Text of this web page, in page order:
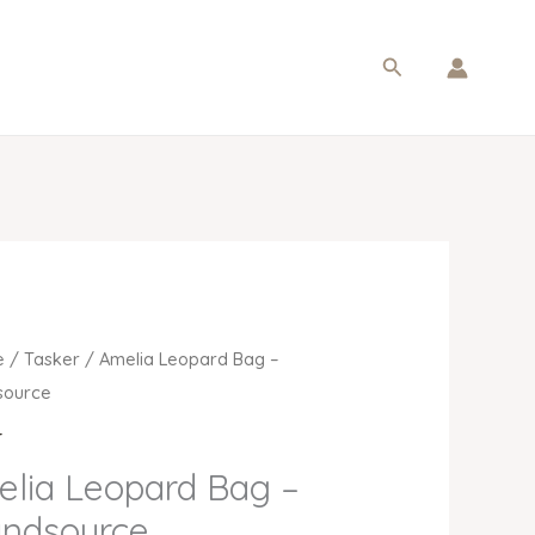
Søg
/Tasker / Amelia Leopard Bag –
Leopard Bag –